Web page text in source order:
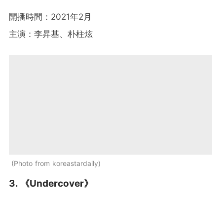
開播時間：2021年2月
主演：李昇基、朴柱炫
Photo from koreastardaily
3. 《Undercover》